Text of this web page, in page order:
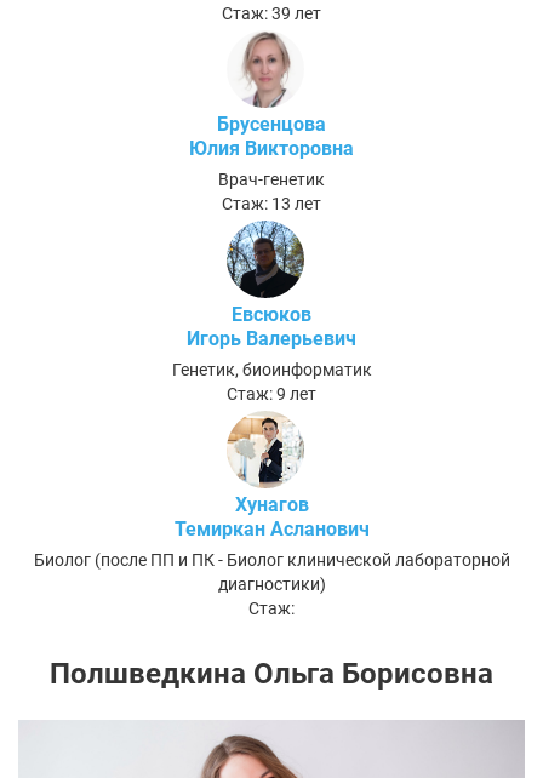
Стаж: 39 лет
Брусенцова
Юлия Викторовна
Врач-генетик
Стаж: 13 лет
Евсюков
Игорь Валерьевич
Генетик, биоинформатик
Стаж: 9 лет
Хунагов
Темиркан Асланович
Биолог (после ПП и ПК - Биолог клинической лабораторной
диагностики)
Стаж:
Полшведкина Ольга Борисовна